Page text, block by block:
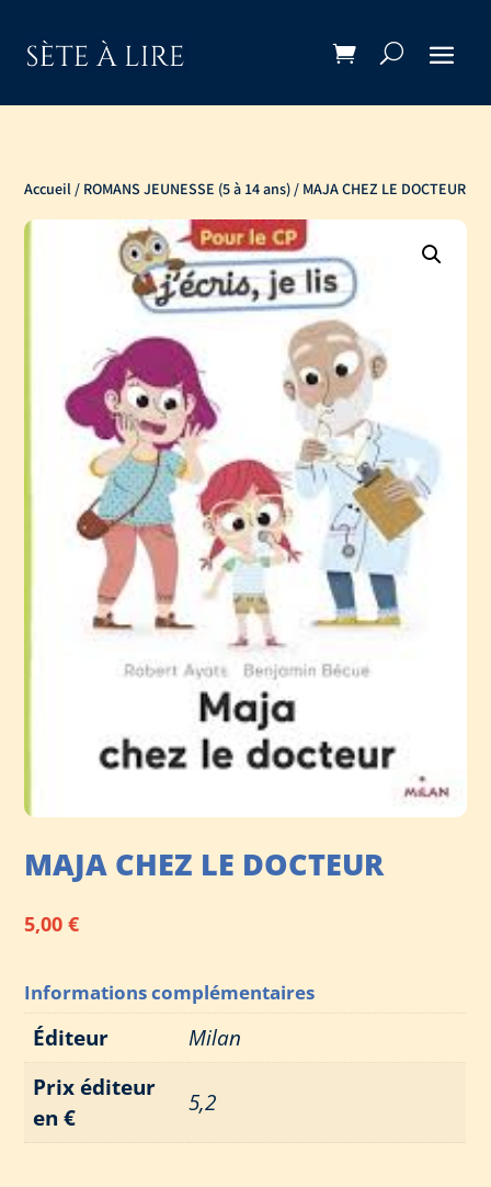
Accueil / ROMANS JEUNESSE (5 à 14 ans) / MAJA CHEZ LE DOCTEUR
MAJA CHEZ LE DOCTEUR
5,00€
Informations complémentaires
Éditeur
Milan
Prix éditeur
en €
5,2